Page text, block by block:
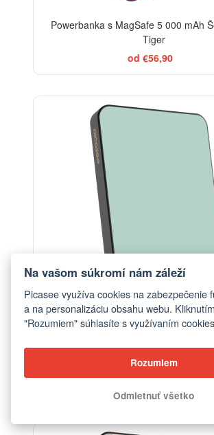
Powerbanka s MagSafe 5 000 mAh
Tiger
od €56,90
Powerbanka s MagSafe 5 000 mAh
Charm
Na vašom súkromí nám záleží
Picasee využíva cookies na zabezpečenie
a na personalizáciu obsahu webu.
"Rozumiem" súhlasíte s využívaním
Rozumiem
Odmietnuť všetko